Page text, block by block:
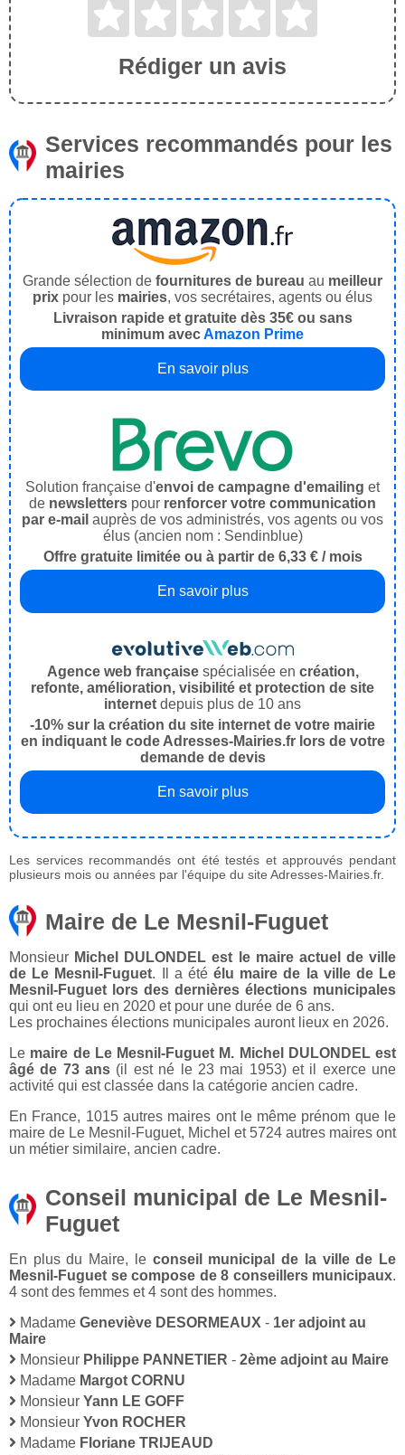
Rédiger un avis
Services recommandés pour les
mairies
Grande sélection de fournitures de bureau au meilleur
prix pour les mairies, vos secrétaires, agents ou élus
Livraison rapide et gratuite dès 35€ ou sans
minimum avecAmazon Prime
En savoir plus
Solution française d'envoi de campagne d'emailing et
de newsletters pour renforcer votre communication
par e-mail auprès de vos administrés, vos agents ou vos
élus (ancien nom : Sendinblue)
Offre gratuite limitée ou à partir de 6,33 € / mois
En savoir plus
Agence web françaisespécialisée en création,
refonte, amélioration, visibilité et protection de site
internet depuis plus de 10 ans
-10% sur la création du site internet de votre mairie
en indiquant le code Adresses-Mairies.fr lors de votre
demande de devis
En savoir plus
Les services recommandés ont été testés et approuvés pendant
plusieurs mois ou années par l'équipe du site Adresses-Mairies.fr.
Maire de Le Mesnil-Fuguet
Monsieur Michel DULONDEL est le maire actuel de ville
de Le Mesnil-Fuguet. Il a étéélu maire de la ville de Le
Mesnil-Fuguet lors des dernières élections municipales
qui ont eu lieu en 2020 et pour une durée de 6 ans.
Les prochaines élections municipales auront lieux en 2026.
Le maire de Le Mesnil-Fuguet M. Michel DULONDEL est
âgé de 73 ans (il est né le 23 mai 1953) et il exerce une
activité qui est classée dans la catégorie ancien cadre.
En France, 1015 autres maires ont le même prénom que le
maire de Le Mesnil-Fuguet, Michel et 5724 autres maires ont
un métier similaire, ancien cadre.
Conseil municipal de Le Mesnil-
Fuguet
En plus du Maire, le conseil municipal de la ville de Le
Mesnil-Fuguet se compose de 8 conseillers municipaux.
4 sont des femmes et 4 sont des hommes.
Madame Geneviève DESORMEAUX - 1er adjoint au
Maire
Monsieur Philippe PANNETIER - 2ème adjoint au Maire
Madame Margot CORNU
Monsieur Yann LE GOFF
Monsieur Yvon ROCHER
Madame Floriane TRIJEAUD